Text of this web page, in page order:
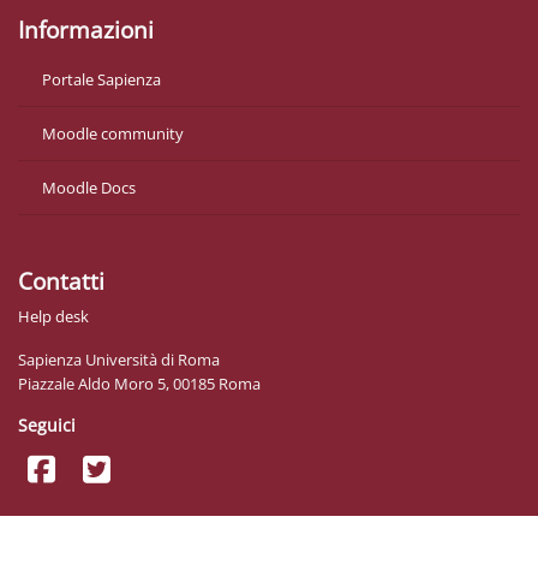
Informazioni
Portale Sapienza
Moodle community
Moodle Docs
Contatti
Help desk
Sapienza Università di Roma
Piazzale Aldo Moro 5, 00185 Roma
Seguici